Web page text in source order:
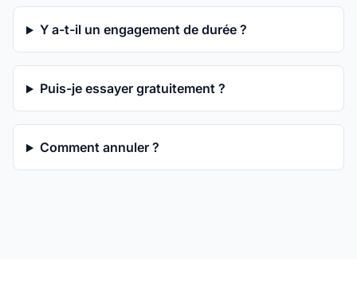
Y a-t-il un engagement de durée ?
Puis-je essayer gratuitement ?
Comment annuler ?